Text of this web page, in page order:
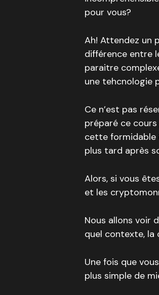
pour vous?
Ah! Attendez un
différence entre
paraitre
une tehcnologie
Ce n’est pas
préparé ce
cette formidable
plus tard après
Alors, si vous
et les
Nous allons voir
quel contexte, la
Une fois que
plus simple de